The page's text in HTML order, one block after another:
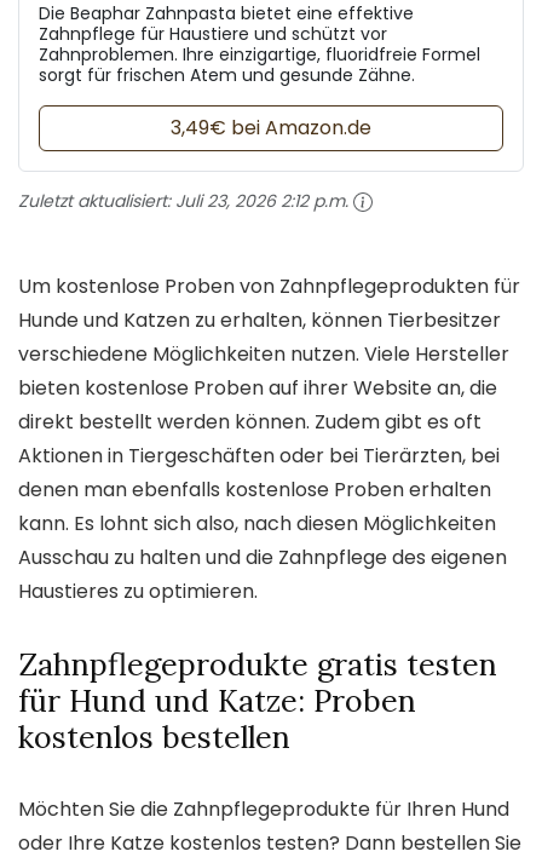
Die Beaphar Zahnpasta bietet eine effektive
Zahnpflege für Haustiere und schützt vor
Zahnproblemen. Ihre einzigartige, fluoridfreie Formel
sorgt für frischen Atem und gesunde Zähne.
3,49€ bei Amazon.de
Zuletzt aktualisiert: Juli 23, 2026 2:12 p.m.
Um kostenlose Proben von Zahnpflegeprodukten für
Hunde und Katzen zu erhalten, können Tierbesitzer
verschiedene Möglichkeiten nutzen. Viele Hersteller
bieten kostenlose Proben auf ihrer Website an, die
direkt bestellt werden können. Zudem gibt es oft
Aktionen in Tiergeschäften oder bei Tierärzten, bei
denen man ebenfalls kostenlose Proben erhalten
kann. Es lohnt sich also, nach diesen Möglichkeiten
Ausschau zu halten und die Zahnpflege des eigenen
Haustieres zu optimieren.
Zahnpflegeprodukte gratis testen
für Hund und Katze: Proben
kostenlos bestellen
Möchten Sie die Zahnpflegeprodukte für Ihren Hund
oder Ihre Katze kostenlos testen? Dann bestellen Sie